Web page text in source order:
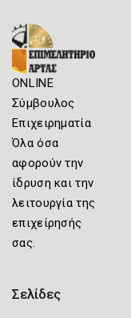
ONLINE
Σύμβουλος
Επιχειρηματία
Όλα όσα
αφορούν την
ίδρυση και την
λειτουργία της
επιχείρησής
σας.
Σελίδες